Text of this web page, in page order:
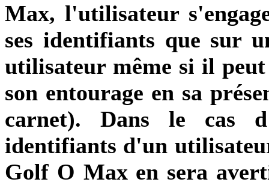
Max, l'utilisateur
ses identifiants que sur
utilisateur même si il
son entourage en sa
carnet). Dans le cas
identifiants d'un
Golf O Max en sera